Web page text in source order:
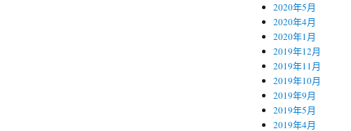
2020年5月
2020年4月
2020年1月
2019年12月
2019年11月
2019年10月
2019年9月
2019年5月
2019年4月